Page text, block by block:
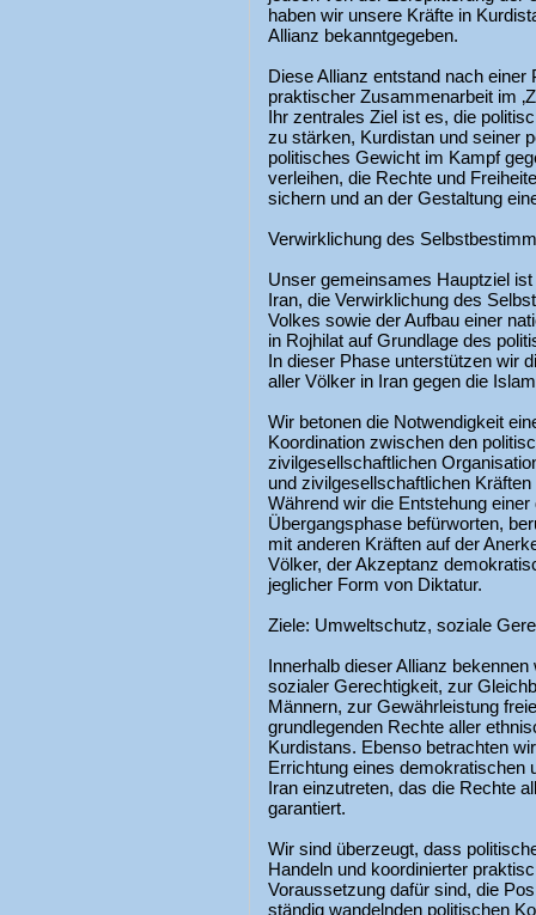
haben wir unsere Kräfte in
Allianz bekanntgegeben.
Diese Allianz entstand nach
praktischer Zusammenarbeit im
Ihr zentrales Ziel ist es, die
zu stärken, Kurdistan und seiner
politisches Gewicht im Kampf
verleihen, die Rechte und
sichern und an der Gestaltung
Verwirklichung des
Unser gemeinsames Hauptziel
Iran, die Verwirklichung des
Volkes sowie der Aufbau einer
in Rojhilat auf Grundlage des
In dieser Phase unterstützen wir
aller Völker in Iran gegen die
Wir betonen die Notwendigkeit
Koordination zwischen den
zivilgesellschaftlichen
und zivilgesellschaftlichen
Während wir die Entstehung
Übergangsphase befürworten,
mit anderen Kräften auf der
Völker, der Akzeptanz
jeglicher Form von Diktatur.
Ziele: Umweltschutz, soziale
Innerhalb dieser Allianz
sozialer Gerechtigkeit, zur
Männern, zur Gewährleistung
grundlegenden Rechte aller
Kurdistans. Ebenso betrachten
Errichtung eines demokratischen
Iran einzutreten, das die Rechte
garantiert.
Wir sind überzeugt, dass
Handeln und koordinierter
Voraussetzung dafür sind, die
ständig wandelnden politischen